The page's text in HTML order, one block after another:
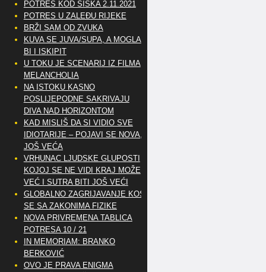
POTRES KOD SISKA 2.11.2021
POTRES U ZALEĐU RIJEKE
BRŽI SAM OD ZVUKA
KUVA SE JUVA/SUPA, A MOGLA
BI I ISKIPIT
U TOKU JE SCENARIJ IZ FILMA
MELANCHOLIA
NA ISTOKU KASNO
POSLIJEPODNE SAKRIVAJU
DIVA NAD HORIZONTOM
KAD MISLIŠ DA SI VIDIO SVE
IDIOTARIJE – POJAVI SE NOVA,..
JOŠ VEĆA
VRHUNAC LJUDSKE GLUPOSTI
KOJOJ SE NE VIDI KRAJ MOŽE
VEĆ I SUTRA BITI JOŠ VEĆI
GLOBALNO ZAGRIJAVANJE KOSI
SE SA ZAKONIMA FIZIKE
NOVA PRIVREMENA TABLICA
POTRESA 10 / 21
IN MEMORIAM: BRANKO
BERKOVIĆ
OVO JE PRAVA ENIGMA